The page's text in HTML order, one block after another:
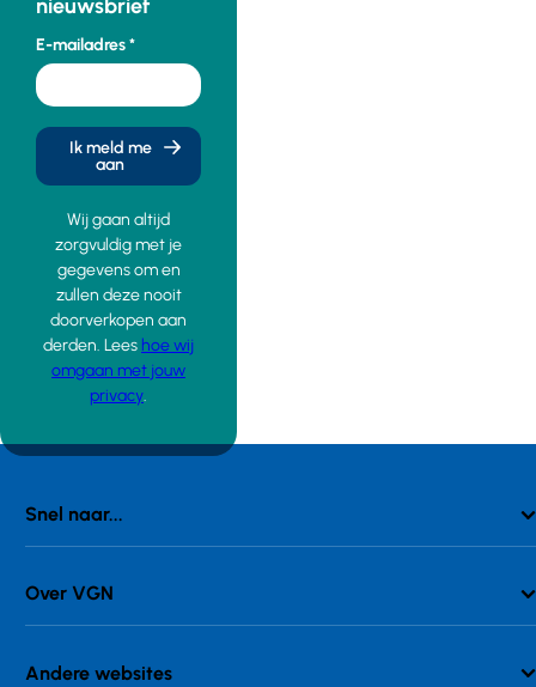
nieuwsbrief
E-mailadres
Ik meld me
aan
Wij gaan altijd
zorgvuldig met je
gegevens om en
zullen deze nooit
doorverkopen aan
derden. Lees hoe wij
omgaan met jouw
privacy.
Snel naar...
Over VGN
Andere websites